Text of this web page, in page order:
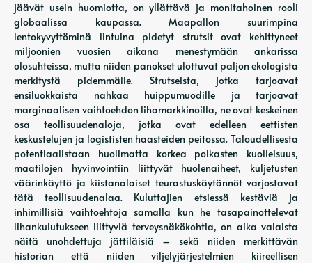
jäävät usein huomiotta, on yllättävä ja monitahoinen rooli
globaalissa kaupassa. Maapallon suurimpina
lentokyvyttöminä lintuina pidetyt strutsit ovat kehittyneet
miljoonien vuosien aikana menestymään ankarissa
olosuhteissa, mutta niiden panokset ulottuvat paljon ekologista
merkitystä pidemmälle. Strutseista, jotka tarjoavat
ensiluokkaista nahkaa huippumuodille ja tarjoavat
marginaalisen vaihtoehdon lihamarkkinoilla, ne ovat keskeinen
osa teollisuudenaloja, jotka ovat edelleen eettisten
keskustelujen ja logististen haasteiden peitossa. Taloudellisesta
potentiaalistaan ​​huolimatta korkea poikasten kuolleisuus,
maatilojen hyvinvointiin liittyvät huolenaiheet, kuljetusten
väärinkäyttö ja kiistanalaiset teurastuskäytännöt varjostavat
tätä teollisuudenalaa. Kuluttajien etsiessä kestäviä ja
inhimillisiä vaihtoehtoja samalla kun he tasapainottelevat
lihankulutukseen liittyviä terveysnäkökohtia, on aika valaista
näitä unohdettuja jättiläisiä – sekä niiden merkittävän
historian että niiden viljelyjärjestelmien kiireellisen